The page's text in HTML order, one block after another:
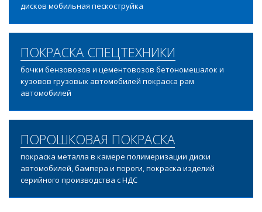
дисков мобильная пескоструйка
ПОКРАСКА СПЕЦТЕХНИКИ
бочки бензовозов и цементовозов бетономешалок и
кузовов грузовых автомобилей покраска рам
автомобилей
ПОРОШКОВАЯ ПОКРАСКА
покраска металла в камере полимеризации диски
автомобилей, бампера и пороги, покраска изделий
серийного производства с НДС